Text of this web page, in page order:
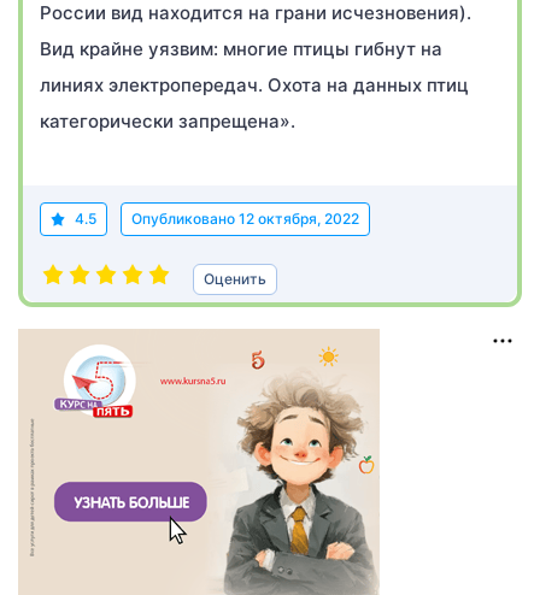
России вид находится на грани исчезновения).
Вид крайне уязвим: многие птицы гибнут на
линиях электропередач. Охота на данных птиц
категорически запрещена».
4.5 Опубликовано 12 октября, 2022
Оценить